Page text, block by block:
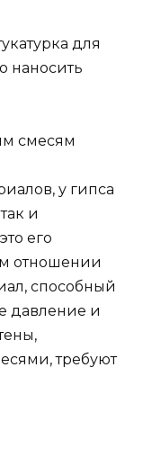
для
наносить
смесям
у гипса
и
его
отношении
способный
давление и
требуют